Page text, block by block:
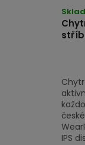
je
5
IPS